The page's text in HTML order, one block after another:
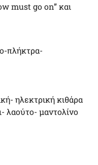
must go on” και
πλήκτρα-
ηλεκτρική κιθάρα
λαούτο- μαντολίνο